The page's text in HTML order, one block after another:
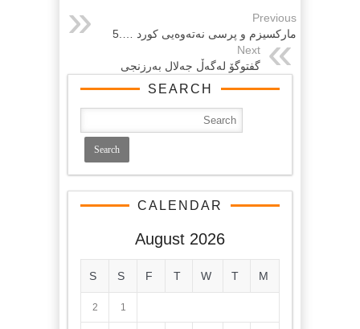
Previous
مارکسیزم و پرسی نه‌ته‌وه‌یی کورد ….5
Next
گفتوگۆ لەگەڵ جەلال بەرزنجی
SEARCH
CALENDAR
August 2026
M
T
W
T
F
S
S
1
2